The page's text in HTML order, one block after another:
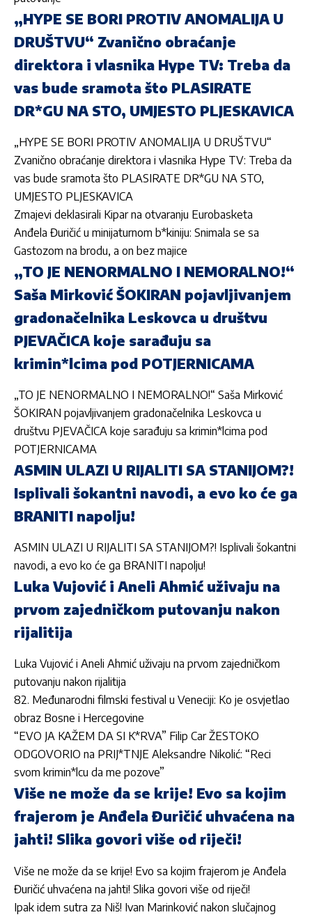
„HYPE SE BORI PROTIV ANOMALIJA U
DRUŠTVU“ Zvanično obraćanje
direktora i vlasnika Hype TV: Treba da
vas bude sramota što PLASIRATE
DR*GU NA STO, UMJESTO PLJESKAVICA
„HYPE SE BORI PROTIV ANOMALIJA U DRUŠTVU“
Zvanično obraćanje direktora i vlasnika Hype TV: Treba da
vas bude sramota što PLASIRATE DR*GU NA STO,
UMJESTO PLJESKAVICA
Zmajevi deklasirali Kipar na otvaranju Eurobasketa
Anđela Đuričić u minijaturnom b*kiniju: Snimala se sa
Gastozom na brodu, a on bez majice
„TO JE NENORMALNO I NEMORALNO!“
Saša Mirković ŠOKIRAN pojavljivanjem
gradonačelnika Leskovca u društvu
PJEVAČICA koje sarađuju sa
krimin*lcima pod POTJERNICAMA
„TO JE NENORMALNO I NEMORALNO!“ Saša Mirković
ŠOKIRAN pojavljivanjem gradonačelnika Leskovca u
društvu PJEVAČICA koje sarađuju sa krimin*lcima pod
POTJERNICAMA
ASMIN ULAZI U RIJALITI SA STANIJOM?!
Isplivali šokantni navodi, a evo ko će ga
BRANITI napolju!
ASMIN ULAZI U RIJALITI SA STANIJOM?! Isplivali šokantni
navodi, a evo ko će ga BRANITI napolju!
Luka Vujović i Aneli Ahmić uživaju na
prvom zajedničkom putovanju nakon
rijalitija
Luka Vujović i Aneli Ahmić uživaju na prvom zajedničkom
putovanju nakon rijalitija
82. Međunarodni filmski festival u Veneciji: Ko je osvjetlao
obraz Bosne i Hercegovine
“EVO JA KAŽEM DA SI K*RVA” Filip Car ŽESTOKO
ODGOVORIO na PRIJ*TNJE Aleksandre Nikolić: “Reci
svom krimin*lcu da me pozove”
Više ne može da se krije! Evo sa kojim
frajerom je Anđela Đuričić uhvaćena na
jahti! Slika govori više od riječi!
Više ne može da se krije! Evo sa kojim frajerom je Anđela
Đuričić uhvaćena na jahti! Slika govori više od riječi!
Ipak idem sutra za Niš! Ivan Marinković nakon slučajnog